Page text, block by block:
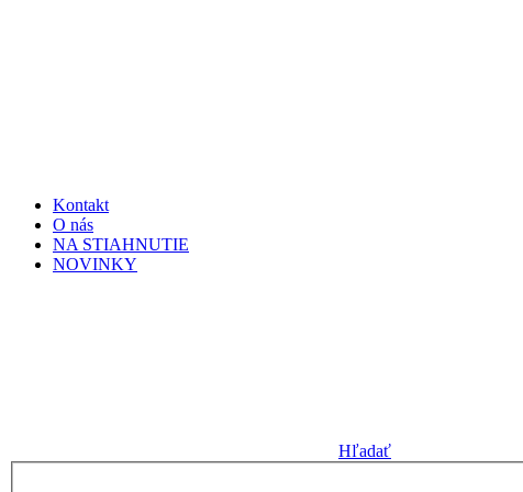
Kontakt
O nás
NA STIAHNUTIE
NOVINKY
Hľadať